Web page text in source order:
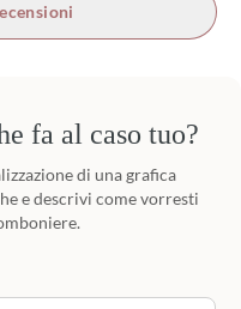
fa al caso tuo?
di una grafica
e descrivi come vorresti